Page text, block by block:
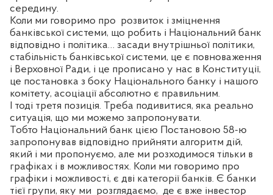
середину.
Коли ми говоримо про розвиток і зміцнення
банківської системи, що робить і Національний банк
відповідно і політика… засади внутрішньої політики,
стабільність банківської системи, це є повноваження
і Верховної Ради, і це прописано у нас в Конституції,
це постановка з боку Національного банку і нашого
комітету, асоціації абсолютно є правильним.
І тоді третя позиція. Треба подивитися, яка реально
ситуація, що ми можемо запропонувати.
Тобто Національний банк цією Постановою 58-ю
запропонував відповідно прийняти алгоритм дій,
який і ми пропонуємо, але ми розходимося тільки в
графіках і в можливостях. Коли ми говоримо про
графіки і можливості, є дві категорії банків. Є банки
тієї групи, яку ми розглядаємо, де є вже інвестор